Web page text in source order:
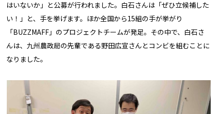
はいないか」と公募が行われました。白石さんは「ぜひ立候補した
い！」と、手を挙げます。ほか全国から15組の手が挙がり
「BUZZMAFF」のプロジェクトチームが発足。その中で、白石さ
んは、九州農政局の先輩である野田広宣さんとコンビを組むことに
なりました。